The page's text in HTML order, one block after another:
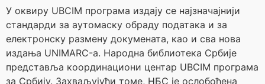
У оквиру UBCIM програма издају се најзначајнији
стандарди за аутомаску обраду података и за
електронску размену докумената, као и сва нова
издања UNIMARC-а. Народна библиотека Србије
представља координациони центар UBCIM програма
за Србију. Захваљујући томе, НБС је ослобођена